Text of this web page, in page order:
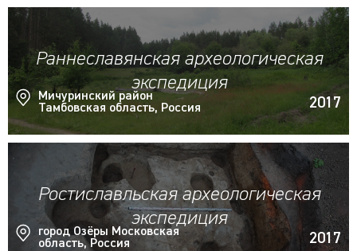
Раннеславянская археологическая
экспедиция
Мичуринский район
Тамбовская область, Россия
2017
Ростиславльская археологическая
экспедиция
город Озёры Московская
область, Россия
2017